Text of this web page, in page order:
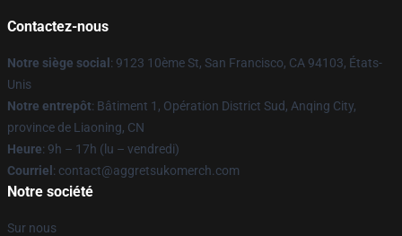
Contactez-nous
Notre siège social : 9123 10ème St, San Francisco, CA 94103, États-
Unis
Notre entrepôt: Bâtiment 1, Opération District Sud, Anqing City,
province de Liaoning, CN
Heure: 9h – 17h (lu – vendredi)
Courriel : contact@aggretsukomerch.com
Notre société
Sur nous